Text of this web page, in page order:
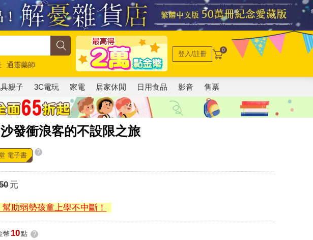
通靈藥師
登入/註冊 0
親子 3C電玩 家電 居家休閒 日用食品 影音 售票
沙發衝浪客的不設限之旅
電子書 ?
元
助弱勢孩童上學不中斷！
幣 10點 ?